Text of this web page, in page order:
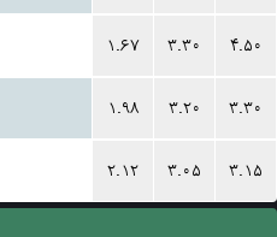
۱.۶۷ ۳.۳۰ ۴.۵۰
۱.۹۸ ۳.۲۰ ۳.۳۰
۲.۱۲ ۳.۰۵ ۳.۱۵